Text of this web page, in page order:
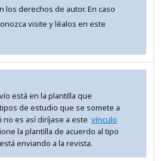
los derechos de autor. En caso
visite y léalos en este
está en la plantilla que
de estudio que se somete a
no es así diríjase a este vínculo
la plantilla de acuerdo al tipo
enviando a la revista.